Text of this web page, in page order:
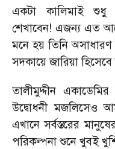
একটা কালিমাই শুধু
শেখাবেন! এজন্য এত
মনে হয় তিনি
সদকায়ে জারিয়া
তালীমুদ্দীন
উদ্বোধনী মজলিসেও
এখানে সর্বস্তরের
পরিকল্পনা শুনে খুবই